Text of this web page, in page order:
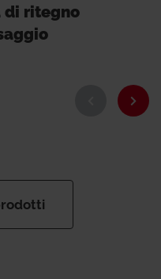
di ritegno